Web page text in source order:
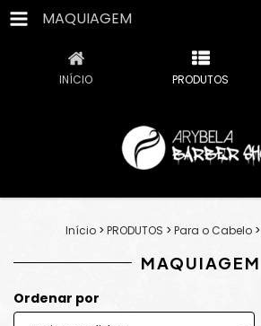
MAQUIAGEM
INÍCIO PRODUTOS
Início > PRODUTOS > Para o Cabelo >
MAQUIAGEM
Ordenar por